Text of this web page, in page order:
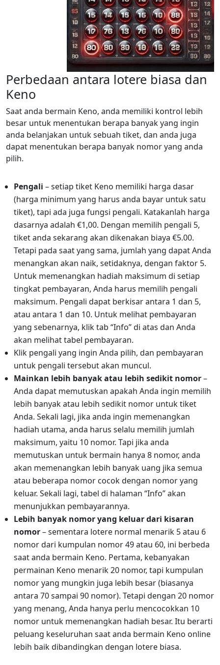
Perbedaan antara lotere biasa dan
Keno
Saat anda bermain Keno, anda memiliki kontrol lebih
besar untuk menentukan berapa banyak yang ingin
anda belanjakan untuk sebuah tiket, dan anda juga
dapat menentukan berapa banyak nomor yang anda
pilih.
Pengali – setiap tiket Keno memiliki harga dasar
(harga minimum yang harus anda bayar untuk satu
tiket), tapi ada juga fungsi pengali. Katakanlah harga
dasarnya adalah €1,00. Dengan memilih pengali 5,
tiket anda sekarang akan dikenakan biaya €5.00.
Tetapi pada saat yang sama, jumlah yang dapat Anda
menangkan akan naik, setidaknya, dengan faktor 5.
Untuk memenangkan hadiah maksimum di setiap
tingkat pembayaran, Anda harus memilih pengali
maksimum. Pengali dapat berkisar antara 1 dan 5,
atau antara 1 dan 10. Untuk melihat pembayaran
yang sebenarnya, klik tab “Info” di atas dan Anda
akan melihat tabel pembayaran.
Klik pengali yang ingin Anda pilih, dan pembayaran
untuk pengali tersebut akan muncul.
Mainkan lebih banyak atau lebih sedikit nomor–
Anda dapat memutuskan apakah Anda ingin memilih
lebih banyak atau lebih sedikit nomor untuk tiket
Anda. Sekali lagi, jika anda ingin memenangkan
hadiah utama, anda harus selalu memilih jumlah
maksimum, yaitu 10 nomor. Tapi jika anda
memutuskan untuk bermain hanya 8 nomor, anda
akan memenangkan lebih banyak uang jika semua
atau beberapa nomor cocok dengan nomor yang
keluar. Sekali lagi, tabel di halaman “Info” akan
menunjukkan pembayarannya.
Lebih banyak nomor yang keluar dari kisaran
nomor– sementara lotere normal menarik 5 atau 6
nomor dari kumpulan nomor 49 atau 60, ini berbeda
saat anda bermain Keno. Pertama, kebanyakan
permainan Keno menarik 20 nomor, tapi kumpulan
nomor yang mungkin juga lebih besar (biasanya
antara 70 sampai 90 nomor). Tetapi dengan 20 nomor
yang menang, Anda hanya perlu mencocokkan 10
nomor untuk memenangkan hadiah besar. Itu berarti
peluang keseluruhan saat anda bermain Keno online
lebih baik dibandingkan dengan lotere biasa.